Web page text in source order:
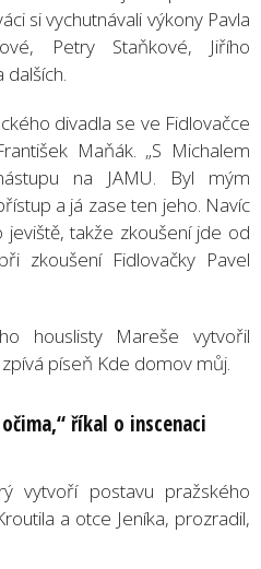
si vychutnávali výkony Pavla
Petry Staňkové, Jiřího
divadla se ve Fidlovačce
Maňák. „S Michalem
na JAMU. Byl mým
a já zase ten jeho. Navíc
takže zkoušení jde od
zkoušení Fidlovačky Pavel
houslisty Mareše vytvořil
píseň Kde domov můj.
říkal o inscenaci
vytvoří postavu pražského
a otce Jeníka, prozradil,